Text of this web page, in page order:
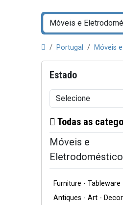
Portugal Móveis
Estado
Todas as
Móveis e
Furniture - Tableware
Antiques - Art -